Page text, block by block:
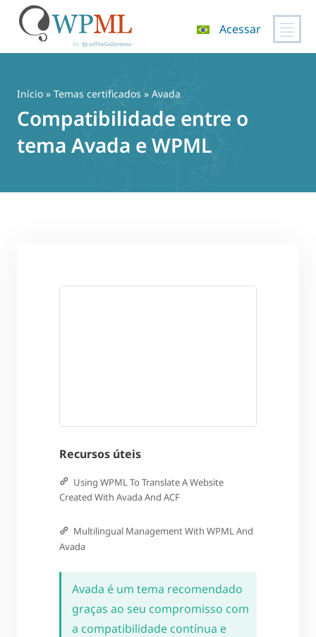
Acessar
Início » Temas certificados » Avada
Compatibilidade entre o
tema Avada e WPML
Recursos úteis
Using WPML To Translate A Website
Created With Avada And ACF
Multilingual Management With WPML And
Avada
Avada é um tema recomendado
graças ao seu compromisso com
a compatibilidade contínua e